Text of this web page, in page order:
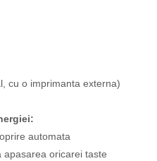
cu o imprimanta externa)
automata
oricarei taste